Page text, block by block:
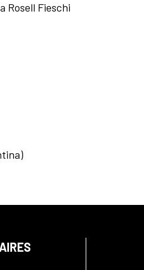
Rosell Fieschi